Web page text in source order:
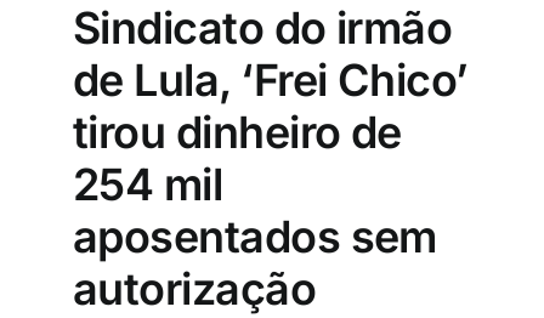
Sindicato do irmão
de Lula, ‘Frei Chico’
tirou dinheiro de
254 mil
aposentados sem
autorização